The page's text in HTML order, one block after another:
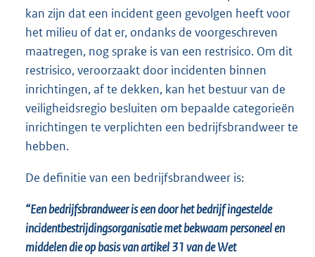
kan zijn dat een incident geen gevolgen heeft voor
het milieu of dat er, ondanks de voorgeschreven
maatregen, nog sprake is van een restrisico. Om dit
restrisico, veroorzaakt door incidenten binnen
inrichtingen, af te dekken, kan het bestuur van de
veiligheidsregio besluiten om bepaalde categorieën
inrichtingen te verplichten een bedrijfsbrandweer te
hebben.
De definitie van een bedrijfsbrandweer is:
“Een bedrijfsbrandweer is een door het bedrijf ingestelde
incidentbestrijdingsorganisatie met bekwaam personeel en
middelen die op basis van artikel 31 van de Wet